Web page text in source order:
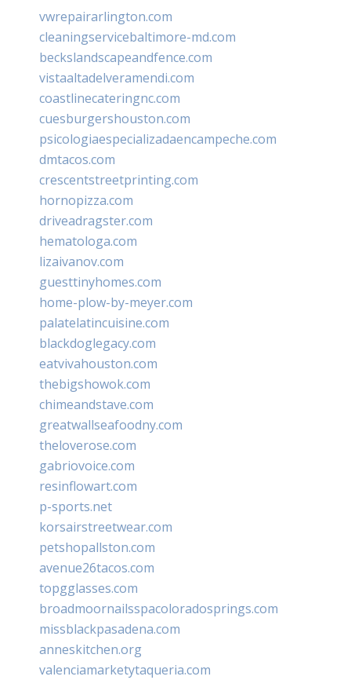
vwrepairarlington.com
cleaningservicebaltimore-md.com
beckslandscapeandfence.com
vistaaltadelveramendi.com
coastlinecateringnc.com
cuesburgershouston.com
psicologiaespecializadaencampeche.com
dmtacos.com
crescentstreetprinting.com
hornopizza.com
driveadragster.com
hematologa.com
lizaivanov.com
guesttinyhomes.com
home-plow-by-meyer.com
palatelatincuisine.com
blackdoglegacy.com
eatvivahouston.com
thebigshowok.com
chimeandstave.com
greatwallseafoodny.com
theloverose.com
gabriovoice.com
resinflowart.com
p-sports.net
korsairstreetwear.com
petshopallston.com
avenue26tacos.com
topgglasses.com
broadmoornailsspacoloradosprings.com
missblackpasadena.com
anneskitchen.org
valenciamarketytaqueria.com